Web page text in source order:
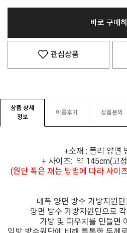
바로 구매
관심상품
상품 상세
정보
이용후기 상품문의
+소재 : 폴리 양면
+ 사이즈: 약 145cm(고
(원단 폭은 재는 방법에 따라 사이
대폭 양면 방수 가방지원
양면 방수 가방지원단으로
가방 및 파우치를 만들면